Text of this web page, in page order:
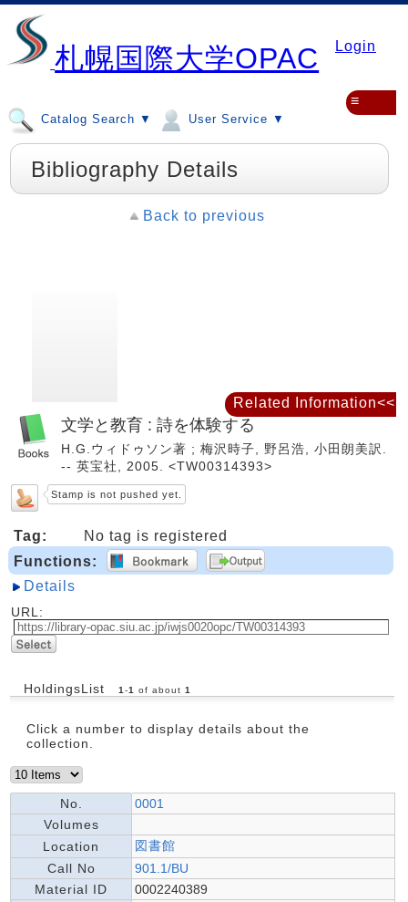
札幌国際大学OPAC Login
Catalog Search ▼ User Service ▼
≡
Bibliography Details
Back to previous
文学と教育 : 詩を体験する
H.G.ウィドゥソン著 ; 梅沢時子, 野呂浩, 小田朗美訳.
-- 英宝社, 2005. <TW00314393>
Stamp is not pushed yet.
Tag:
No tag is registered
Functions:
Details
URL:
HoldingsList 1 -1 of about 1
Click a number to display details about the
collection.
No.
0001
Volumes
Location
図書館
Call No
901.1/BU
Material ID
0002240389
Related Information<<